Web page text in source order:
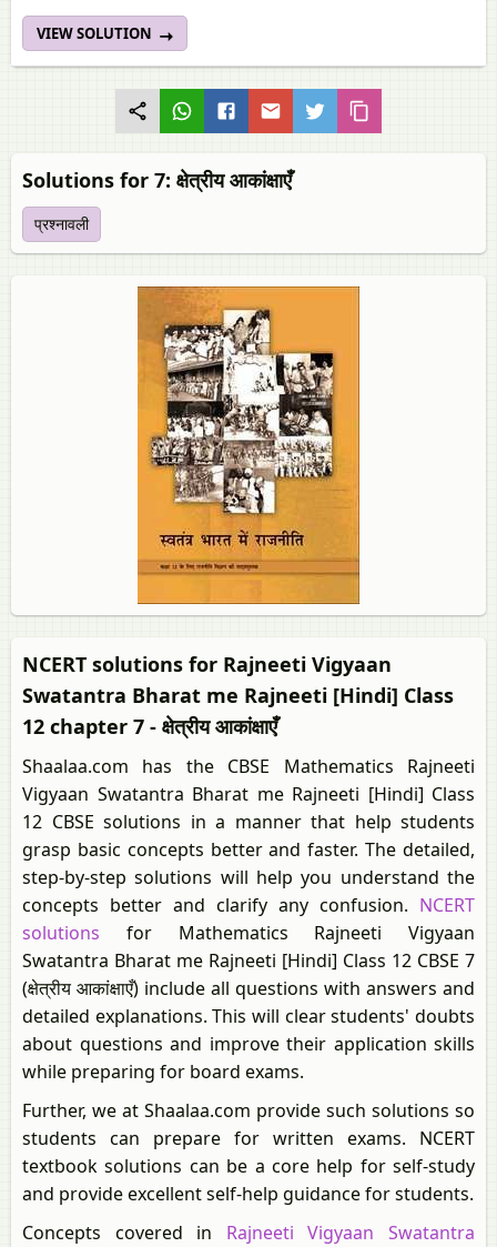
VIEW SOLUTION
Solutions for 7: क्षेत्रीय आकांक्षाएँ
प्रश्नावली
NCERT solutions for Rajneeti Vigyaan
Swatantra Bharat me Rajneeti [Hindi] Class
12 chapter 7 - क्षेत्रीय आकांक्षाएँ
Shaalaa.com has the CBSE Mathematics Rajneeti
Vigyaan Swatantra Bharat me Rajneeti [Hindi] Class
12 CBSE solutions in a manner that help students
grasp basic concepts better and faster. The detailed,
step-by-step solutions will help you understand the
concepts better and clarify any confusion. NCERT
solutions for Mathematics Rajneeti Vigyaan
Swatantra Bharat me Rajneeti [Hindi] Class 12 CBSE 7
(क्षेत्रीय आकांक्षाएँ) include all questions with answers and
detailed explanations. This will clear students' doubts
about questions and improve their application skills
while preparing for board exams.
Further, we at Shaalaa.com provide such solutions so
students can prepare for written exams. NCERT
textbook solutions can be a core help for self-study
and provide excellent self-help guidance for students.
Concepts covered in Rajneeti Vigyaan Swatantra